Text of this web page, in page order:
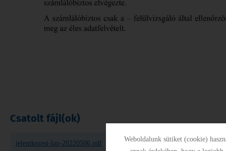
Csatolt fájl(ok)
jelentkezesi-lap-20220506.pdf [211,49KB]
Weboldalunk sütiket (cookie)